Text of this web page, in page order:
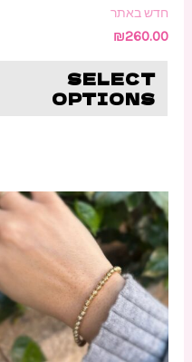
חדש באתר
₪260.00
SELECT
OPTIONS